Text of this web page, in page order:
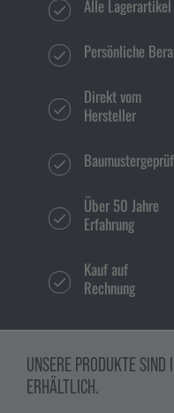
Alle
Persönliche
Direkt vom
Hersteller
Über 50 Jahre
Erfahrung
Kauf auf
Rechnung
UNSERE PRODUKTE
ERHÄLTLICH.